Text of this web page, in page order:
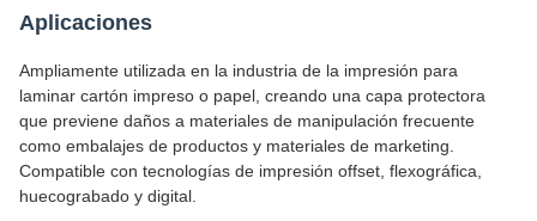
Aplicaciones
Ampliamente utilizada en la industria de la impresión para
laminar cartón impreso o papel, creando una capa protectora
que previene daños a materiales de manipulación frecuente
como embalajes de productos y materiales de marketing.
Compatible con tecnologías de impresión offset, flexográfica,
huecograbado y digital.